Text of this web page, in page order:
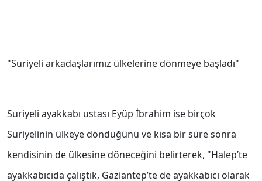
"Suriyeli arkadaşlarımız ülkelerine dönmeye başladı"
Suriyeli ayakkabı ustası Eyüp İbrahim ise birçok
Suriyelinin ülkeye döndüğünü ve kısa bir süre sonra
kendisinin de ülkesine döneceğini belirterek, "Halep’te
ayakkabıcıda çalıştık, Gaziantep’te de ayakkabıcı olarak